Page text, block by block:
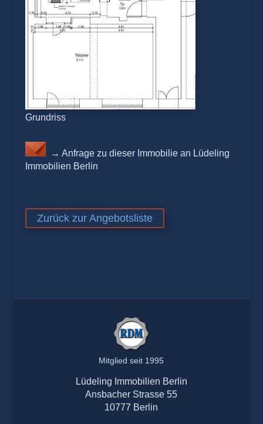
Grundriss
→ Anfrage zu dieser Immobilie an Lüdeling
Immobilien Berlin
Zurück zur Angebotsliste
Mitglied seit 1995
Lüdeling Immobilien Berlin
Ansbacher Strasse 55
10777 Berlin